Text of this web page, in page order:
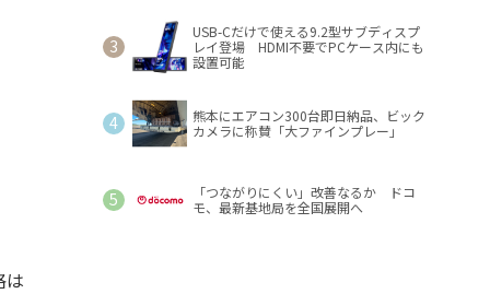
は
USB-Cだけで使える9.2型サブディスプ
レイ登場 HDMI不要でPCケース内にも
設置可能
熊本にエアコン300台即日納品、ビック
カメラに称賛「大ファインプレー」
「つながりにくい」改善なるか ドコ
モ、最新基地局を全国展開へ